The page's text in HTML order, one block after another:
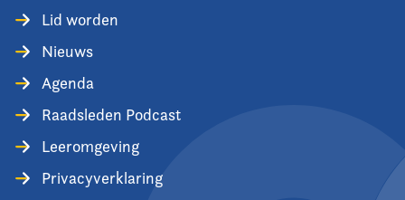
Lid worden
Nieuws
Agenda
Raadsleden Podcast
Leeromgeving
Privacyverklaring